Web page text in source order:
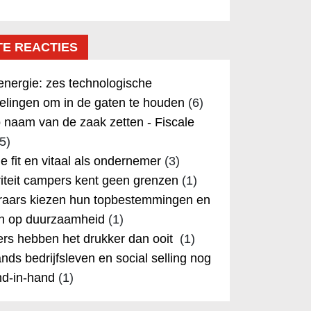
REACTIES
zes technologische
om in de gaten te houden (6)
naam van de zaak zetten - Fiscale
fit en vitaal als ondernemer(3)
campers kent geen grenzen (1)
kiezen hun topbestemmingen en
op duurzaamheid (1)
hebben het drukker dan ooit (1)
bedrijfsleven en social selling nog
in-hand (1)